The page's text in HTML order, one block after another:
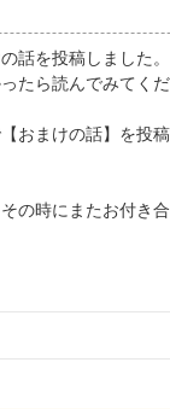
話を投稿しました。
たら読んでみてくだ
おまけの話】を投
の時にまたお付き